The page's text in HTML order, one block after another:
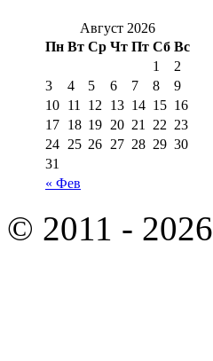
Август 2026
Пн Вт Ср Чт Пт Сб Вс
« Фев
1
2
3
4 5 6 7 8
9
10 11 12 13 14 15 16
17 18 19 20 21 22 23
24 25 26 27 28 29 30
31
© 2011 - 2026